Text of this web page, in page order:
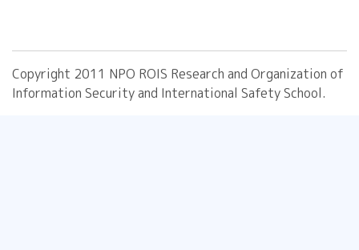
Copyright 2011 NPO ROIS Research and Organization of
Information Security and International Safety School.